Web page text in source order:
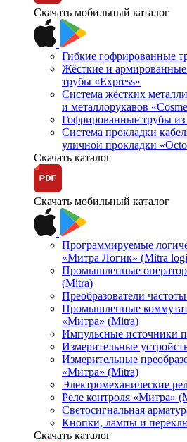
Скачать мобильный каталог
Гибкие гофрированные
Жёсткие и
трубы «Express»
Система жёстких
и металлорукавов
Гофрированные трубы
Система прокладки
уличной прокладки
Скачать каталог
Скачать мобильный каталог
Программируемые
«Митра Логик» (Mitra
Промышленные
(Mitra)
Преобразователи
Промышленные
«Митра» (Mitra)
Импульсные источники
Измерительные
Измерительные
«Митра» (Mitra)
Электромеханические
Реле контроля «Митра»
Светосигнальная
Кнопки, лампы и
Скачать каталог